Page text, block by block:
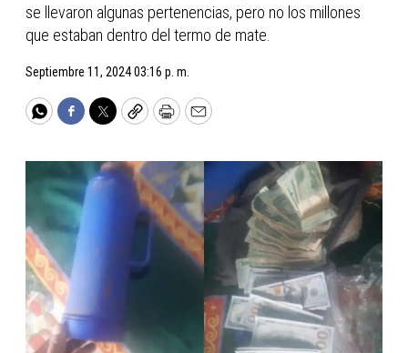
se llevaron algunas pertenencias, pero no los millones
que estaban dentro del termo de mate.
Septiembre 11, 2024 03:16 p. m.
WhatsApp
Facebook
TwitterCopyPrintEmail